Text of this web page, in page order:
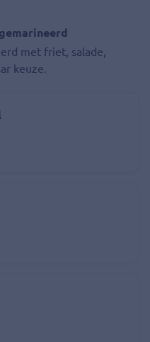
met friet, salade,
keuze.